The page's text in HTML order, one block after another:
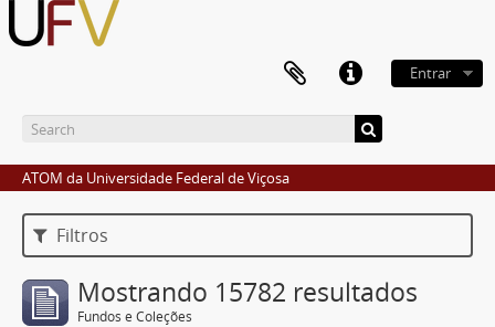
Entrar
ATOM da Universidade Federal de Viçosa
Filtros
Mostrando 15782 resultados
Fundos e Coleções